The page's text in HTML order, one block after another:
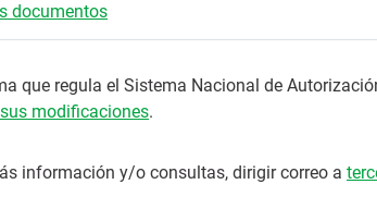
documentos
que regula el Sistema Nacional de
modificaciones.
información y/o consultas, dirigir correo a